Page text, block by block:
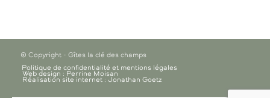
© Copyright - Gîtes la clé des champs
Politique de confidentialité et mentions légales
Web design : Perrine Moisan
Réalisation site internet : Jonathan Goetz